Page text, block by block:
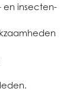
en insecten-